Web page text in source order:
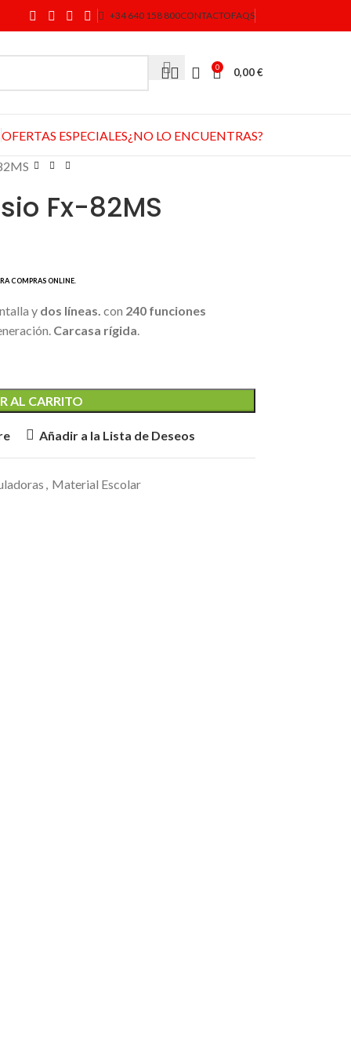
+34 640 158 800CONTACTOFAQS
0 0,00€
OFERTAS ESPECIALES¿NO LO ENCUENTRAS?
Fx-82MS
ydos líneas. con 240 funciones
Carcasa rígida.
AL CARRITO
Añadir a la Lista de Deseos
, Material Escolar